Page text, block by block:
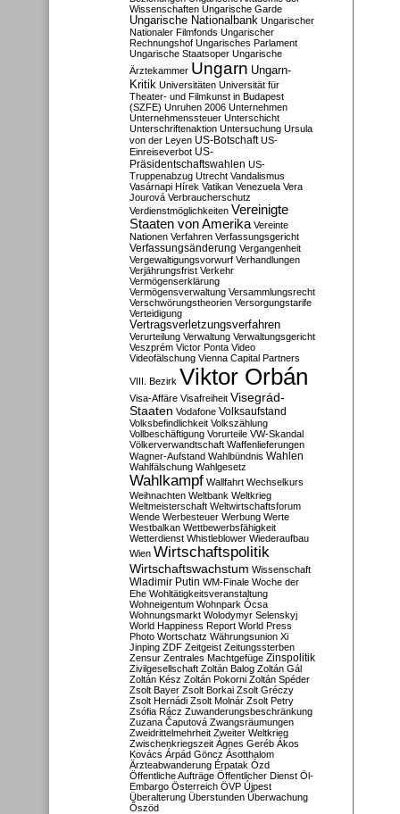
Wissenschaften Ungarische Garde
Ungarische Nationalbank Ungarischer
Nationaler Filmfonds Ungarischer
Rechnungshof Ungarisches Parlament
Ungarische Staatsoper Ungarische
Ärztekammer Ungarn Ungarn-
Kritik Universitäten Universität für
Theater- und Filmkunst in Budapest
(SZFE) Unruhen 2006 Unternehmen
Unternehmenssteuer Unterschicht
Unterschriftenaktion Untersuchung Ursula
von der Leyen US-Botschaft US-
Einreiseverbot US-
Präsidentschaftswahlen US-
Truppenabzug Utrecht Vandalismus
Vasárnapi Hírek Vatikan Venezuela Vera
Jourová Verbraucherschutz
Verdienstmöglichkeiten Vereinigte
Staaten von Amerika Vereinte
Nationen Verfahren Verfassungsgericht
Verfassungsänderung Vergangenheit
Vergewaltigungsvorwurf Verhandlungen
Verjährungsfrist Verkehr
Vermögenserklärung
Vermögensverwaltung Versammlungsrecht
Verschwörungstheorien Versorgungstarife
Verteidigung
Vertragsverletzungsverfahren
Verurteilung Verwaltung Verwaltungsgericht
Veszprém Victor Ponta Video
Videofälschung Vienna Capital Partners
VIII. Bezirk Viktor Orbán
Visa-Affäre Visafreiheit Visegrád-
Staaten Vodafone Volksaufstand
Volksbefindlichkeit Volkszählung
Vollbeschäftigung Vorurteile VW-Skandal
Völkerverwandtschaft Waffenlieferungen
Wagner-Aufstand Wahlbündnis Wahlen
Wahlfälschung Wahlgesetz
Wahlkampf Wallfahrt Wechselkurs
Weihnachten Weltbank Weltkrieg
Weltmeisterschaft Weltwirtschaftsforum
Wende Werbesteuer Werbung Werte
Westbalkan Wettbewerbsfähigkeit
Wetterdienst Whistleblower Wiederaufbau
Wien Wirtschaftspolitik
Wirtschaftswachstum Wissenschaft
Wladimir Putin WM-Finale Woche der
Ehe Wohltätigkeitsveranstaltung
Wohneigentum Wohnpark Ócsa
Wohnungsmarkt Wolodymyr Selenskyj
World Happiness Report World Press
Photo Wortschatz Währungsunion Xi
Jinping ZDF Zeitgeist Zeitungssterben
Zensur Zentrales Machtgefüge Zinspolitik
Zivilgesellschaft Zoltán Balog Zoltán Gál
Zoltán Kész Zoltán Pokorni Zoltán Spéder
Zsolt Bayer Zsolt Borkai Zsolt Gréczy
Zsolt Hernádi Zsolt Molnár Zsolt Petry
Zsófia Rácz Zuwanderungsbeschränkung
Zuzana Čaputová Zwangsräumungen
Zweidrittelmehrheit Zweiter Weltkrieg
Zwischenkriegszeit Ágnes Geréb Ákos
Kovács Árpád Göncz Ásotthalom
Ärzteabwanderung Érpatak Ózd
Öffentliche Aufträge Öffentlicher Dienst Öl-
Embargo Österreich ÖVP Újpest
Überalterung Überstunden Überwachung
Őszöd